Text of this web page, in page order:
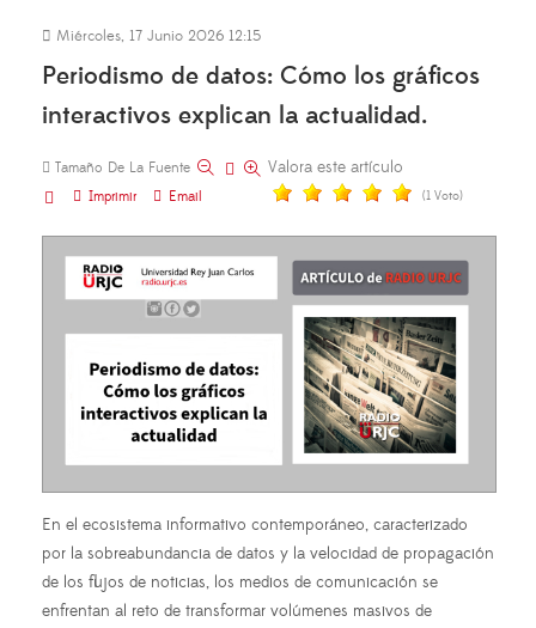
Miércoles, 17 Junio 2026 12:15
Periodismo de datos: Cómo los gráficos
interactivos explican la actualidad.
Tamaño De La Fuente
Imprimir
Email
Valora este artículo
(1 Voto)
En el ecosistema informativo contemporáneo, caracterizado
por la sobreabundancia de datos y la velocidad de propagación
de los flujos de noticias, los medios de comunicación se
enfrentan al reto de transformar volúmenes masivos de